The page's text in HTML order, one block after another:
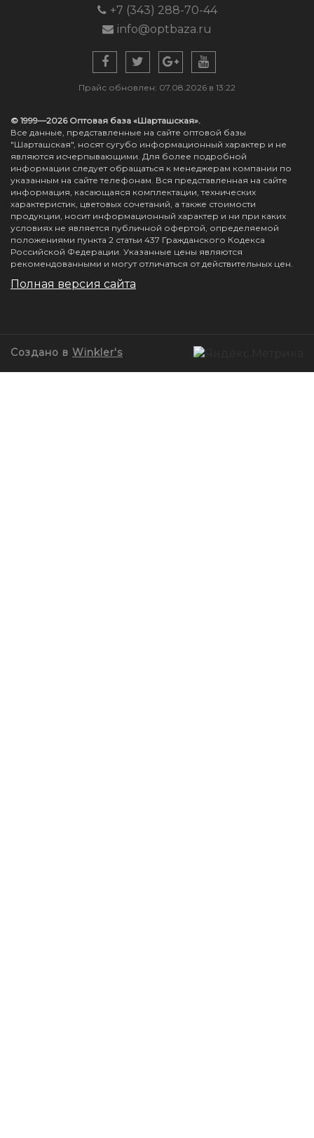
+7 (343) 288-70-44
info@optbaza.ru
Прайс обновлен: 07.08.2026 в 13:22
© 1999—2026 Оптовая база «Шарташская».
Все данные, представленные на сайте оптовой базы
"Шарташская", носят сугубо информационный характер и не
являются исчерпывающими. Для более подробной
информации следует обращаться к менеджерам компании по
указанным на сайте телефонам. Вся представленная на сайте
информация, касающаяся комплектации, технических
характеристик, цветовых сочетаний, а также стоимости
продукции, носит информационный характер и ни при каких
условиях не является публичной офертой, определяемой
положениями пункта 2 статьи 437 Гражданского Кодекса
Российской Федерации. Указанные цены являются
рекомендованными и могут отличаться от действительных цен.
Полная версия сайта
Создано в Winkler's